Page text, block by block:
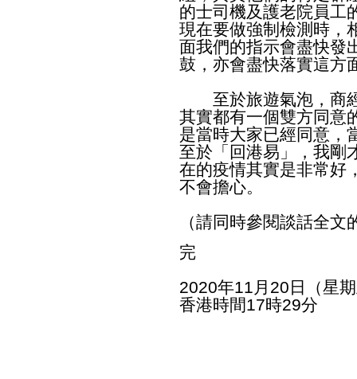
的士司機及護老院員工
現在要做強制檢測時，
面我們的指示會盡快發
鼓，亦會盡快落實這方
至於旅遊氣泡，商經
其實都有一個雙方同意
是當時大家已經同意，
至於「回港易」，我剛
在的疫情其實是非常好
不會擔心。
（請同時參閱談話全文
完
2020年11月20日（星
香港時間17時29分